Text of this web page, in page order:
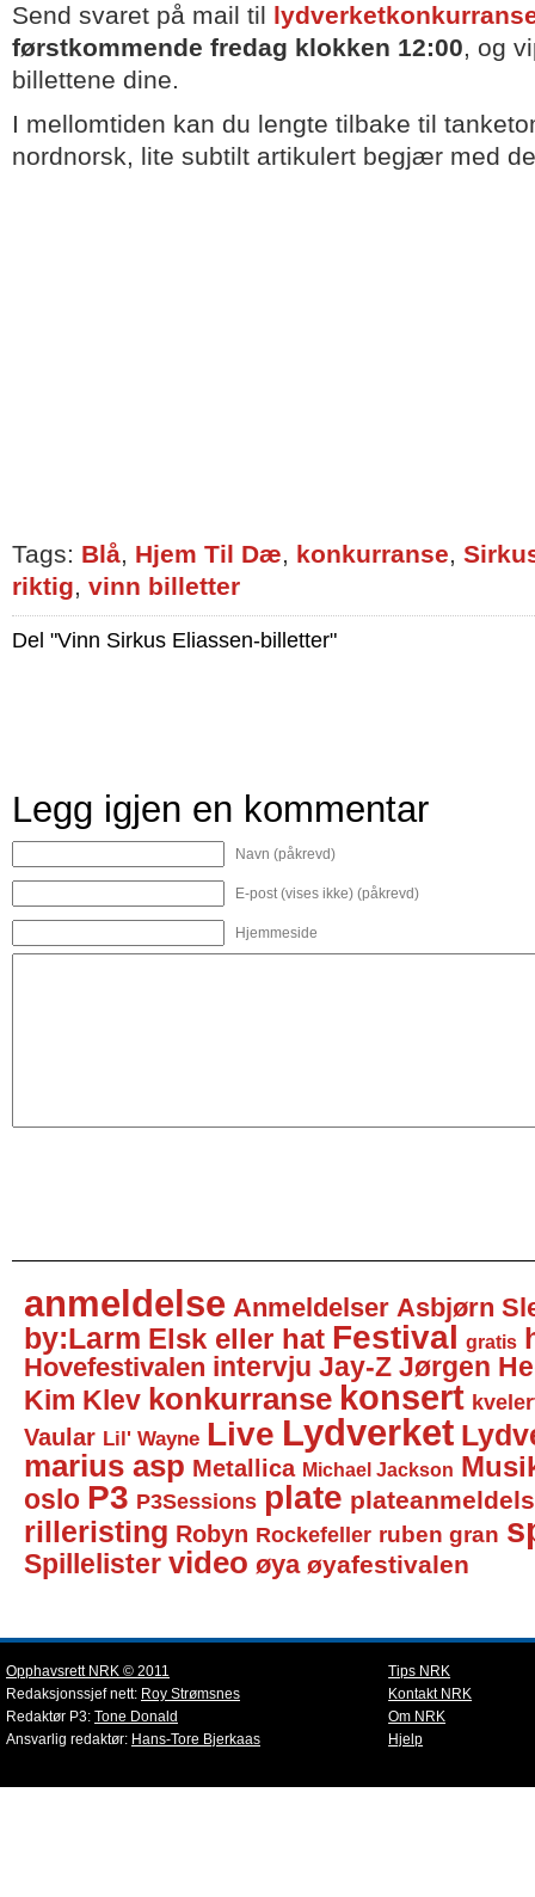
Send svaret på mail til
førstkommende fredag klokken 12:00, og
billettene dine.
I mellomtiden kan du lengte tilbake til
nordnorsk, lite subtilt artikulert begjær med
Tags: Blå, Hjem Til Dæ, konkurranse,
riktig, vinn billetter
Del "Vinn Sirkus Eliassen-billetter"
Legg igjen en kommentar
Navn (påkrevd)
E-post (vises ikke) (påkrevd)
Hjemmeside
anmeldelse Anmeldelser Asbjørn
by:Larm Elsk eller hat Festival gratis
Hovefestivalen intervju Jay-Z Jørgen
Kim Klev konkurranse konsert
Vaular Lil' Wayne Live Lydverket
marius asp Metallica Michael Jackson
oslo P3 P3Sessions plate
rilleristing Robyn Rockefeller ruben gran
Spillelister video øya øyafestivalen
Opphavsrett NRK © 2011
Redaksjonssjef nett: Roy Strømsnes
Redaktør P3: Tone Donald
Ansvarlig redaktør: Hans-Tore Bjerkaas
Tips NRK
Kontakt NRK
Om NRK
Hjelp